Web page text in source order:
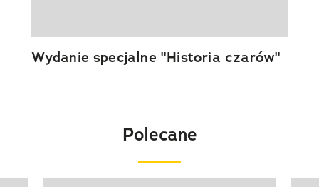
Wydanie specjalne "Historia czarów"
Polecane